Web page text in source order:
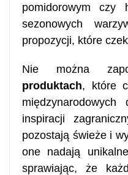
pomidorowym czy
sezonowych
propozycji, które
Nie można
produktach, które
inspiracji
pozostają świeże i
one nadają
sprawiając, że